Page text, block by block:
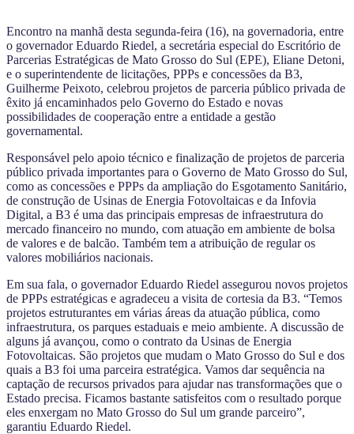
Encontro na manhã desta segunda-feira (16), na governadoria, entre
o governador Eduardo Riedel, a secretária especial do Escritório de
Parcerias Estratégicas de Mato Grosso do Sul (EPE), Eliane Detoni,
e o superintendente de licitações, PPPs e concessões da B3,
Guilherme Peixoto, celebrou projetos de parceria público privada de
êxito já encaminhados pelo Governo do Estado e novas
possibilidades de cooperação entre a entidade a gestão
governamental.
Responsável pelo apoio técnico e finalização de projetos de parceria
público privada importantes para o Governo de Mato Grosso do Sul,
como as concessões e PPPs da ampliação do Esgotamento Sanitário,
de construção de Usinas de Energia Fotovoltaicas e da Infovia
Digital, a B3 é uma das principais empresas de infraestrutura do
mercado financeiro no mundo, com atuação em ambiente de bolsa
de valores e de balcão. Também tem a atribuição de regular os
valores mobiliários nacionais.
Em sua fala, o governador Eduardo Riedel assegurou novos projetos
de PPPs estratégicas e agradeceu a visita de cortesia da B3. “Temos
projetos estruturantes em várias áreas da atuação pública, como
infraestrutura, os parques estaduais e meio ambiente. A discussão de
alguns já avançou, como o contrato da Usinas de Energia
Fotovoltaicas. São projetos que mudam o Mato Grosso do Sul e dos
quais a B3 foi uma parceira estratégica. Vamos dar sequência na
captação de recursos privados para ajudar nas transformações que o
Estado precisa. Ficamos bastante satisfeitos com o resultado porque
eles enxergam no Mato Grosso do Sul um grande parceiro”,
garantiu Eduardo Riedel.